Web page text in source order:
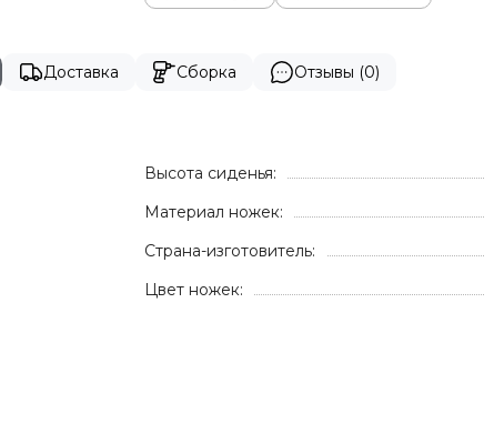
Доставка Сборка Отзывы (0)
Высота сиденья:
Материал ножек:
Страна-изготовитель:
Цвет ножек: